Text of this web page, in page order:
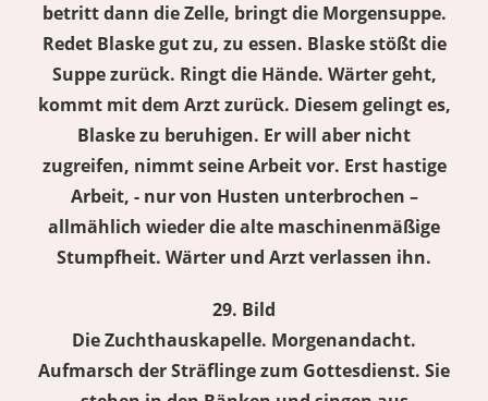
betritt dann die Zelle, bringt die Morgensuppe.
Redet Blaske gut zu, zu essen. Blaske stößt die
Suppe zurück. Ringt die Hände. Wärter geht,
kommt mit dem Arzt zurück. Diesem gelingt es,
Blaske zu beruhigen. Er will aber nicht
zugreifen, nimmt seine Arbeit vor. Erst hastige
Arbeit, - nur von Husten unterbrochen –
allmählich wieder die alte maschinenmäßige
Stumpfheit. Wärter und Arzt verlassen ihn.
29. Bild
Die Zuchthauskapelle. Morgenandacht.
Aufmarsch der Sträflinge zum Gottesdienst. Sie